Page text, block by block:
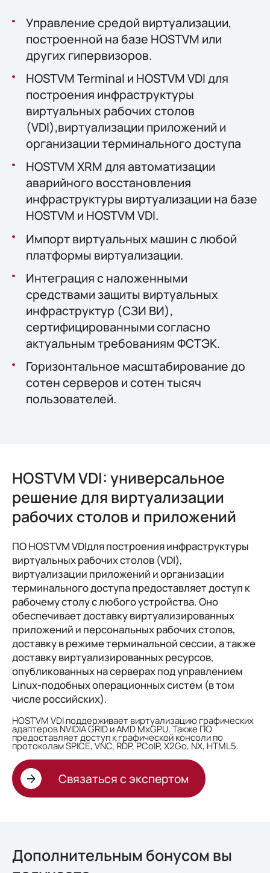
Управление средой виртуализации,
построенной на базе HOSTVM или
других гипервизоров.
HOSTVM Terminal и HOSTVM VDI для
построения инфраструктуры
виртуальных рабочих столов
(VDI),виртуализации приложений и
организации терминального доступа
HOSTVM XRM для автоматизации
аварийного восстановления
инфраструктуры виртуализации на базе
HOSTVM и HOSTVM VDI.
Импорт виртуальных машин с любой
платформы виртуализации.
Интеграция с наложенными
средствами защиты виртуальных
инфраструктур (СЗИ ВИ),
сертифицированными согласно
актуальным требованиям ФСТЭК.
Горизонтальное масштабирование до
сотен серверов и сотен тысяч
пользователей.
HOSTVM VDI: универсальное
решение для виртуализации
рабочих столов и приложений
ПО HOSTVM VDIдля построения инфраструктуры
виртуальных рабочих столов (VDI),
виртуализации приложений и организации
терминального доступа предоставляет доступ к
рабочему столу с любого устройства. Оно
обеспечивает доставку виртуализированных
приложений и персональных рабочих столов,
доставку в режиме терминальной сессии, а также
доставку виртуализированных ресурсов,
опубликованных на серверах под управлением
Linux-подобных операционных систем (в том
числе российских).
HOSTVM VDI поддерживает виртуализацию графических
адаптеров NVIDIA GRID и AMD MxGPU. Также ПО
предоставляет доступ к графической консоли по
протоколам SPICE, VNC, RDP, PCoIP, X2Go, NX, HTML5.
Связаться с экспертом
Дополнительным бонусом вы